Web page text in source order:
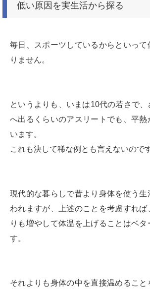
低い原因を実生活から探る
毎日、スポーツしているからといって
りません。
というよりも、いまは10代の若さで
へ出るくらいのアスリートでも、平熱
います。
これも決して稀な例とも言えないのです
現代的な暮らしで昔より身体を使う
われますが、上述のことを考慮すれば
りも増やして体温を上げることはベ
す。
それよりも身体の中を直接温めるこ